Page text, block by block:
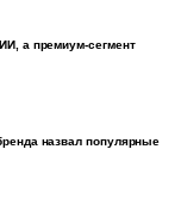
а премиум-сегмент
назвал популярные